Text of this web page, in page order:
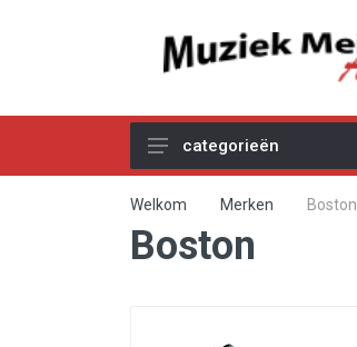
Akoestische Gitaren
Elektrische & Basgitaren
categorieën
Welkom Merken Boston
Boston